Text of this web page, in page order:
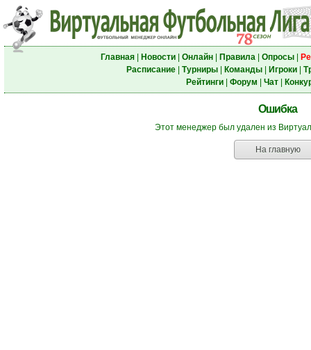
Главная| Новости| Онлайн| Правила| Опросы|
Расписание| Турниры| Команды| Игроки|
Рейтинги| Форум Чат|
Ошибка
Этот менеджер был удален из
На главную